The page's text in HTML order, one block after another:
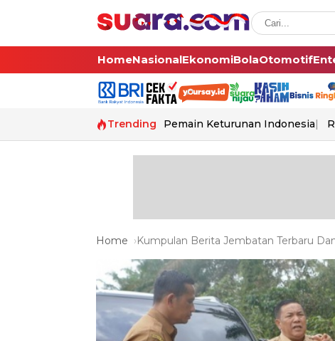
HomeNasionalEkonomiBolaOtomotif
Trending Pemain Keturunan Indonesia
Home Kumpulan Berita Jembatan Terbaru